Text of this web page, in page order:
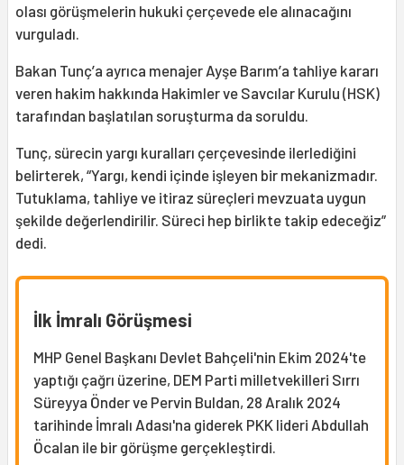
olası görüşmelerin hukuki çerçevede ele alınacağını
vurguladı.
Bakan Tunç’a ayrıca menajer Ayşe Barım’a tahliye kararı
veren hakim hakkında Hakimler ve Savcılar Kurulu (HSK)
tarafından başlatılan soruşturma da soruldu.
Tunç, sürecin yargı kuralları çerçevesinde ilerlediğini
belirterek, “Yargı, kendi içinde işleyen bir mekanizmadır.
Tutuklama, tahliye ve itiraz süreçleri mevzuata uygun
şekilde değerlendirilir. Süreci hep birlikte takip edeceğiz”
dedi.
İlk İmralı Görüşmesi
MHP Genel Başkanı Devlet Bahçeli'nin Ekim 2024'te
yaptığı çağrı üzerine, DEM Parti milletvekilleri Sırrı
Süreyya Önder ve Pervin Buldan, 28 Aralık 2024
tarihinde İmralı Adası'na giderek PKK lideri Abdullah
Öcalan ile bir görüşme gerçekleştirdi.